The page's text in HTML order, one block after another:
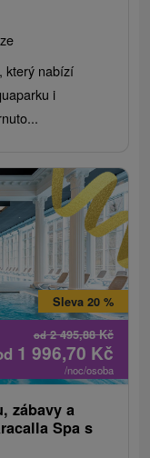
který nabízí
i
od2 495,88Kč
Sleva 20 %
1 996,70 Kč
/noc/osoba
zábavy a
Spa s